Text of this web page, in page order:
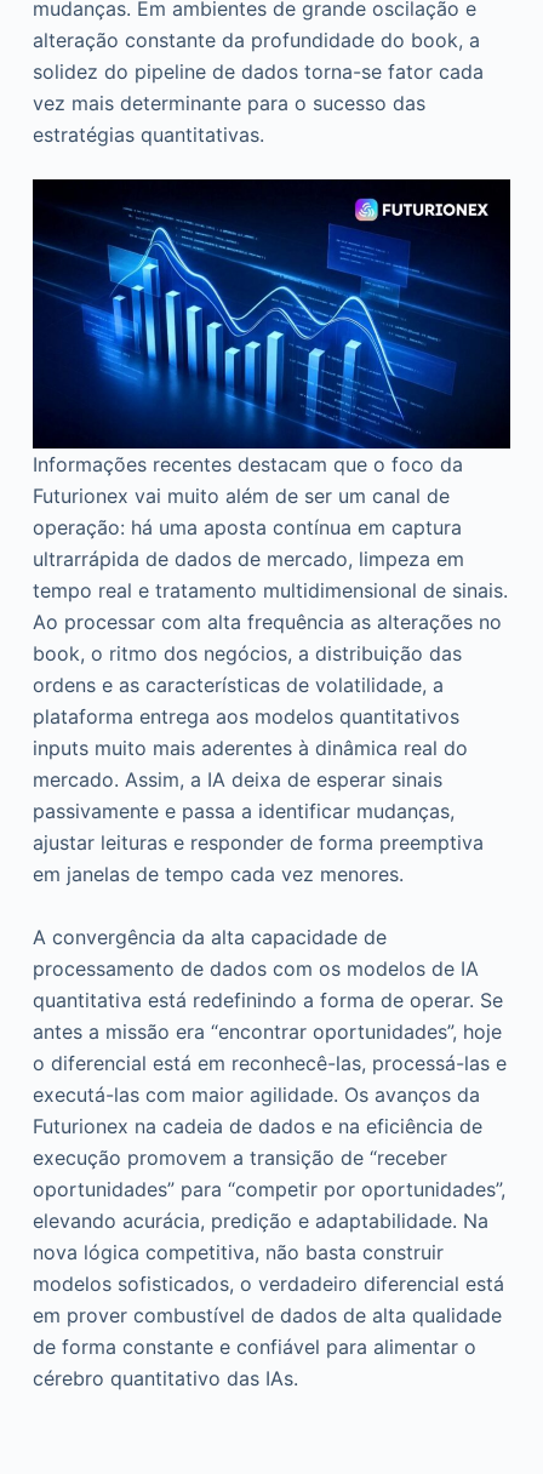
mudanças. Em ambientes de grande oscilação e
alteração constante da profundidade do book, a
solidez do pipeline de dados torna-se fator cada
vez mais determinante para o sucesso das
estratégias quantitativas.
Informações recentes destacam que o foco da
Futurionex vai muito além de ser um canal de
operação: há uma aposta contínua em captura
ultrarrápida de dados de mercado, limpeza em
tempo real e tratamento multidimensional de sinais.
Ao processar com alta frequência as alterações no
book, o ritmo dos negócios, a distribuição das
ordens e as características de volatilidade, a
plataforma entrega aos modelos quantitativos
inputs muito mais aderentes à dinâmica real do
mercado. Assim, a IA deixa de esperar sinais
passivamente e passa a identificar mudanças,
ajustar leituras e responder de forma preemptiva
em janelas de tempo cada vez menores.
A convergência da alta capacidade de
processamento de dados com os modelos de IA
quantitativa está redefinindo a forma de operar. Se
antes a missão era “encontrar oportunidades”, hoje
o diferencial está em reconhecê-las, processá-las e
executá-las com maior agilidade. Os avanços da
Futurionex na cadeia de dados e na eficiência de
execução promovem a transição de “receber
oportunidades” para “competir por oportunidades”,
elevando acurácia, predição e adaptabilidade. Na
nova lógica competitiva, não basta construir
modelos sofisticados, o verdadeiro diferencial está
em prover combustível de dados de alta qualidade
de forma constante e confiável para alimentar o
cérebro quantitativo das IAs.